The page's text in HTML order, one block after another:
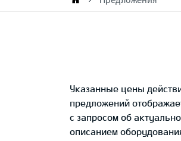
KIA AUTO AS
Указанные цены
предложений
с запросом об
описанием